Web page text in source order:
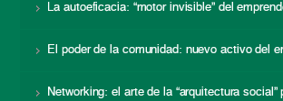
La autoeficacia: “motor invisible” del
El poder de la comunidad: nuevo activo del
Networking: el arte de la “arquitectura social”